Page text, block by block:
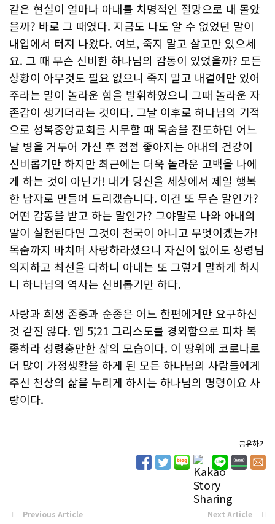
같은 현실이 얼마나 아내를 치명적인 절망으로 내 몰았
을까? 바로 그 때였다. 지금도 나도 알 수 없었던 말이
내입에서 터져 나왔다. 여보, 죽지 말고 살고만 있으세
요. 그 때 무슨 신비한 하나님의 감동이 있었을까? 모든
상황이 아무것도 필요 없으니 죽지 말고 내곁에만 있어
주라는 말이 놀라운 힘을 발휘하였으니 그때 놀라운 자
존감이 생기더라는 것이다. 그날 이후로 하나님의 기적
으로 성복중앙교회를 시무할 때 목숨을 전도하던 어느
날 병을 거두어 가신 후 점점 좋아지는 아내의 건강이
신비롭기만 하지만 최근에는 더욱 놀라운 고백을 나에
게 하는 것이 아닌가! 내가 당신을 세상에서 제일 행복
한 남자로 만들어 드리겠습니다. 이건 또 무슨 말인가?
어떤 감동을 받고 하는 말인가? 그야말로 나와 아내의
말이 실현된다면 그것이 천국이 아니고 무엇이겠는가!
목숨까지 바치며 사랑하라셨으니 자신이 없어도 성령님
의지하고 최선을 다하니 아내는 또 그렇게 말하게 하시
니 하나님의 역사는 신비롭기만 하다.
사랑과 희생 존중과 순종은 어느 한편에게만 요구하신
것 같진 않다. 엡 5;21 그리스도를 경외함으로 피차 복
종하라 성령충만한 삶의 모습이다. 이 땅위에 코로나로
더 많이 가정생활을 하게 된 모든 하나님의 사람들에게
주신 천상의 삶을 누리게 하시는 하나님의 명령이요 사
랑이다.
공유하기
Previous Article Next Article